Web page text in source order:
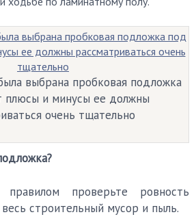
выбрана пробковая подложка
плюсы и минусы ее должны
очень тщательно
проверьте ровность
строительный мусор и пыль.